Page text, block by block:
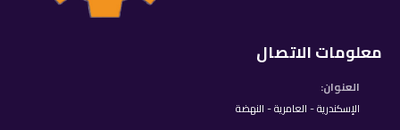
معلومات الاتصال
العنوان:
الإسكندرية - العامرية - النهضة